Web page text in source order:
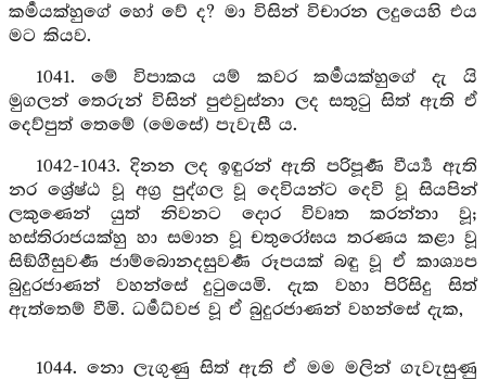
කර්‍මයක්හුගේ හෝ වේ ද? මා විසින් විචාරන ලදුයෙහි එය
මට කියව.
1041. මේ විපාකය යම් කවර කර්‍මයක්හුගේ දැ යි
මුගලන් තෙරුන් විසින් පුළුවුස්නා ලද සතුටු සිත් ඇති ඒ
දෙව්පුත් තෙමේ (මෙසේ) පැවැසී ය.
1042-1043. දිනන ලද ඉඳුරන් ඇති පරිපූර්‍ණ වීර්‍ය්‍ය ඇති
නර ශ්‍රේෂ්ඨ වූ අග්‍ර පුද්ගල වූ දෙවියන්ට දෙවි වූ සියපින්
ලකුණෙන් යුත් නිවනට දොර විවෘත කරන්නා වූ;
හස්තිරාජයක්හු හා සමාන වූ චතුරෝඝය තරණය කළා වූ
සිඞ්ගීසුවර්‍ණ ජාම්බොනදසුවර්‍ණ රූපයක් බඳු වූ ඒ කාශ්‍යප
බුදුරජාණන් වහන්සේ දුටුයෙමි. දැක වහා පිරිසිදු සිත්
ඇත්තෙම් වීමි. ධර්‍මධ්වජ වූ ඒ බුදුරජාණන් වහන්සේ දැක,
1044. නො ලැගුණු සිත් ඇති ඒ මම මලින් ගැවැසුණු